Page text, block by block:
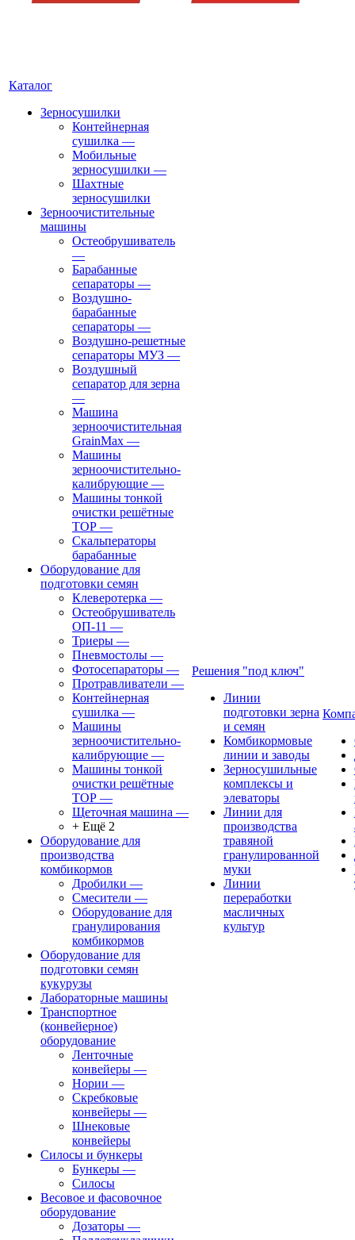
Каталог
Зерносушилки
Контейнерная
сушилка —
Мобильные
зерносушилки —
Шахтные
зерносушилки
Зерноочистительные
машины
Остеобрушиватель
—
Барабанные
сепараторы —
Воздушно-
барабанные
сепараторы —
Воздушно-решетные
сепараторы МУЗ —
Воздушный
сепаратор для зерна
—
Машина
зерноочистительная
GrainMax —
Машины
зерноочистительно-
калибрующие —
Машины тонкой
очистки решётные
ТОР —
Скальператоры
барабанные
Оборудование для
подготовки семян
Клеверотерка —
Остеобрушиватель
ОП-11 —
Триеры —
Пневмостолы —
Фотосепараторы —
Протравливатели —
Контейнерная
сушилка —
Машины
зерноочистительно-
калибрующие —
Машины тонкой
очистки решётные
ТОР —
Щеточная машина —
+ Ещё 2
Оборудование для
производства
комбикормов
Дробилки —
Смесители —
Оборудование для
гранулирования
комбикормов
Оборудование для
подготовки семян
кукурузы
Лабораторные машины
Транспортное
(конвейерное)
оборудование
Ленточные
конвейеры —
Нории —
Скребковые
конвейеры —
Шнековые
конвейеры
Силосы и бункеры
Бункеры —
Силосы
Весовое и фасовочное
оборудование
Дозаторы —
Решения "под ключ"
Линии
подготовки зерна
и семян
Комбикормовые
линии и заводы
Зерносушильные
комплексы и
элеваторы
Линии для
производства
травяной
гранулированной
муки
Линии
переработки
масличных
культур